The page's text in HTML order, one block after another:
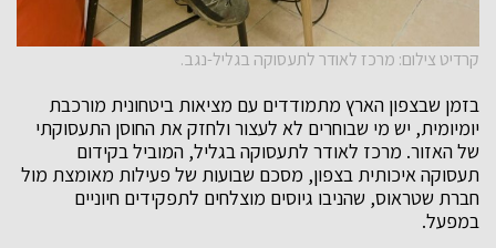
קרדיט צילום: מרכז לאודר לתעסוקה בגליל-נגב.
בזמן שבצפון הארץ מתמודדים עם מציאות ביטחונית מורכבת
יומיומית, יש מי שבוחרים לא לעצור ולחזק את החוסן התעסוקתי
של האזור. מרכז לאודר לתעסוקה בגליל, המוביל בקידום
תעסוקה איכותית בצפון, מסכם שבועות של פעילות מאומצת מול
חברת שטראוס, שהניבו גיוסים מוצלחים לתפקידים חיוניים
במפעל.